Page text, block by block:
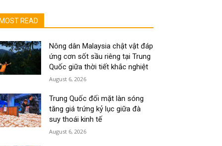
MOST READ
Nông dân Malaysia chật vật đáp
ứng cơn sốt sầu riêng tại Trung
Quốc giữa thời tiết khắc nghiệt
August 6, 2026
Trung Quốc đối mặt làn sóng
tăng giá trứng kỷ lục giữa đà
suy thoái kinh tế
August 6, 2026